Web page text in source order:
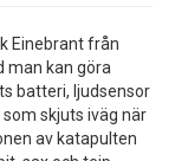
Einebrant från
man kan göra
batteri, ljudsensor
skjuts iväg när
av katapulten